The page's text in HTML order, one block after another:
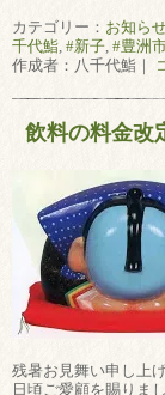
カテゴリー： お知ら
千代鮨 #新子 #豊洲
作成者：八千代鮨｜
飲料の料金改
残暑お見舞い申し上げ
日頃ご愛顧を賜りま